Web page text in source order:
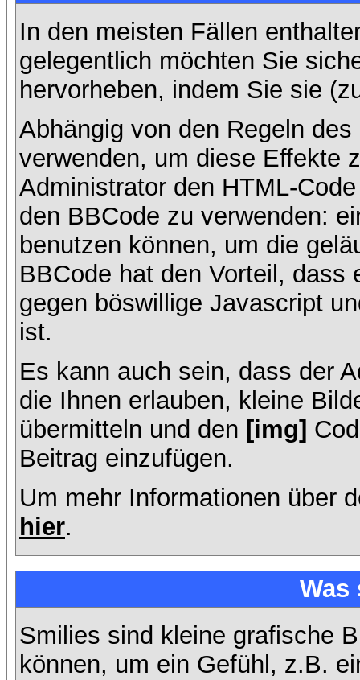
In den meisten Fällen
gelegentlich möchten Sie
hervorheben, indem Sie sie
Abhängig von den Regeln
verwenden, um diese Effekte
Administrator den HTML-
den BBCode zu verwenden:
benutzen können, um die
BBCode hat den Vorteil, dass
gegen böswillige Javascript
ist.
Es kann auch sein, dass der
die Ihnen erlauben, kleine
übermitteln und den [img]
Beitrag einzufügen.
Um mehr Informationen über
hier.
Was
Smilies sind kleine grafische
können, um ein Gefühl, z.B.